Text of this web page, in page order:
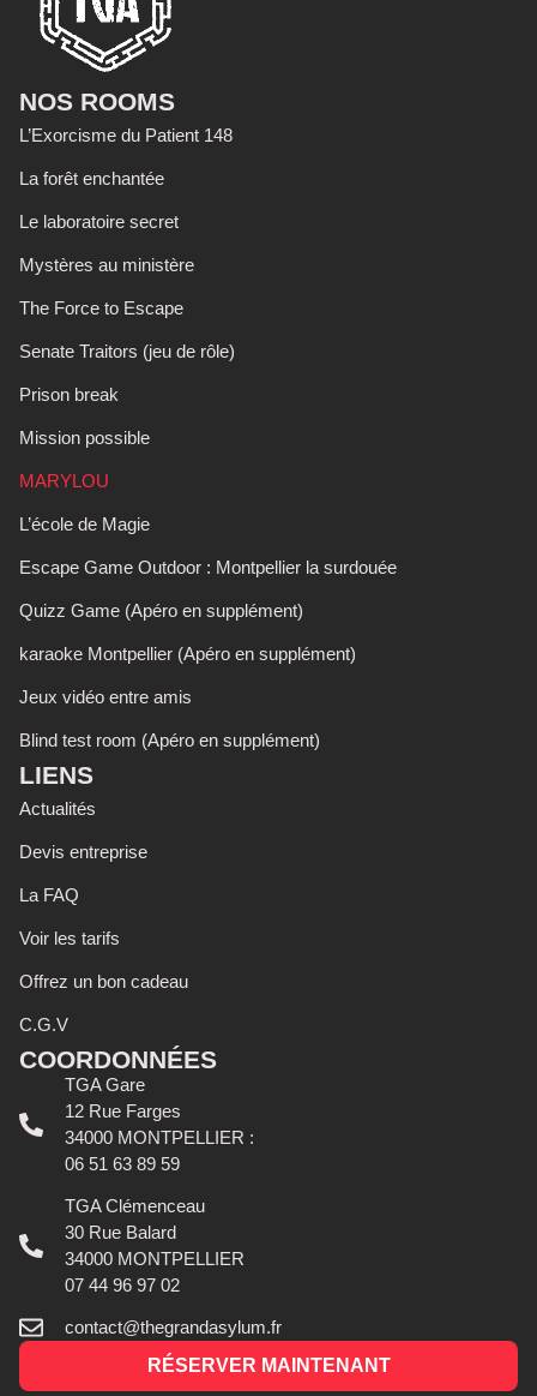
NOS ROOMS
L’Exorcisme du Patient 148
La forêt enchantée
Le laboratoire secret
Mystères au ministère
The Force to Escape
Senate Traitors (jeu de rôle)
Prison break
Mission possible
MARYLOU
L’école de Magie
Escape Game Outdoor : Montpellier la surdouée
Quizz Game (Apéro en supplément)
karaoke Montpellier (Apéro en supplément)
Jeux vidéo entre amis
Blind test room (Apéro en supplément)
LIENS
Actualités
Devis entreprise
La FAQ
Voir les tarifs
Offrez un bon cadeau
C.G.V
COORDONNÉES
TGA Gare
12 Rue Farges
34000 MONTPELLIER :
06 51 63 89 59
TGA Clémenceau
30 Rue Balard
34000 MONTPELLIER
07 44 96 97 02
contact@thegrandasylum.fr
RÉSERVER MAINTENANT